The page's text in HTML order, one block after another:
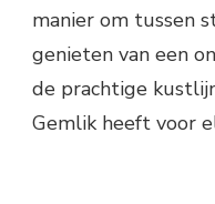
manier om tussen
genieten van een
de prachtige
Gemlik heeft voor